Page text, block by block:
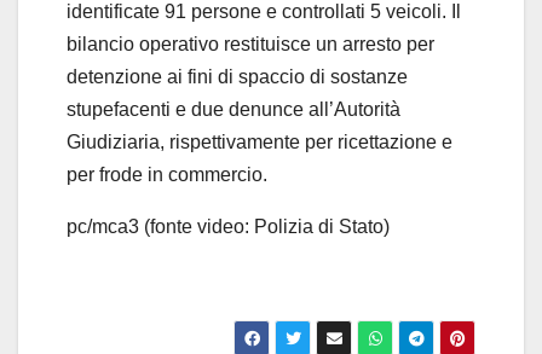
identificate 91 persone e controllati 5 veicoli. Il
bilancio operativo restituisce un arresto per
detenzione ai fini di spaccio di sostanze
stupefacenti e due denunce all’Autorità
Giudiziaria, rispettivamente per ricettazione e
per frode in commercio.
pc/mca3 (fonte video: Polizia di Stato)